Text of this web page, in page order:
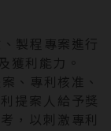
製程專案進行
利能力。
、專利核准、
提案人給予獎
，以刺激專利